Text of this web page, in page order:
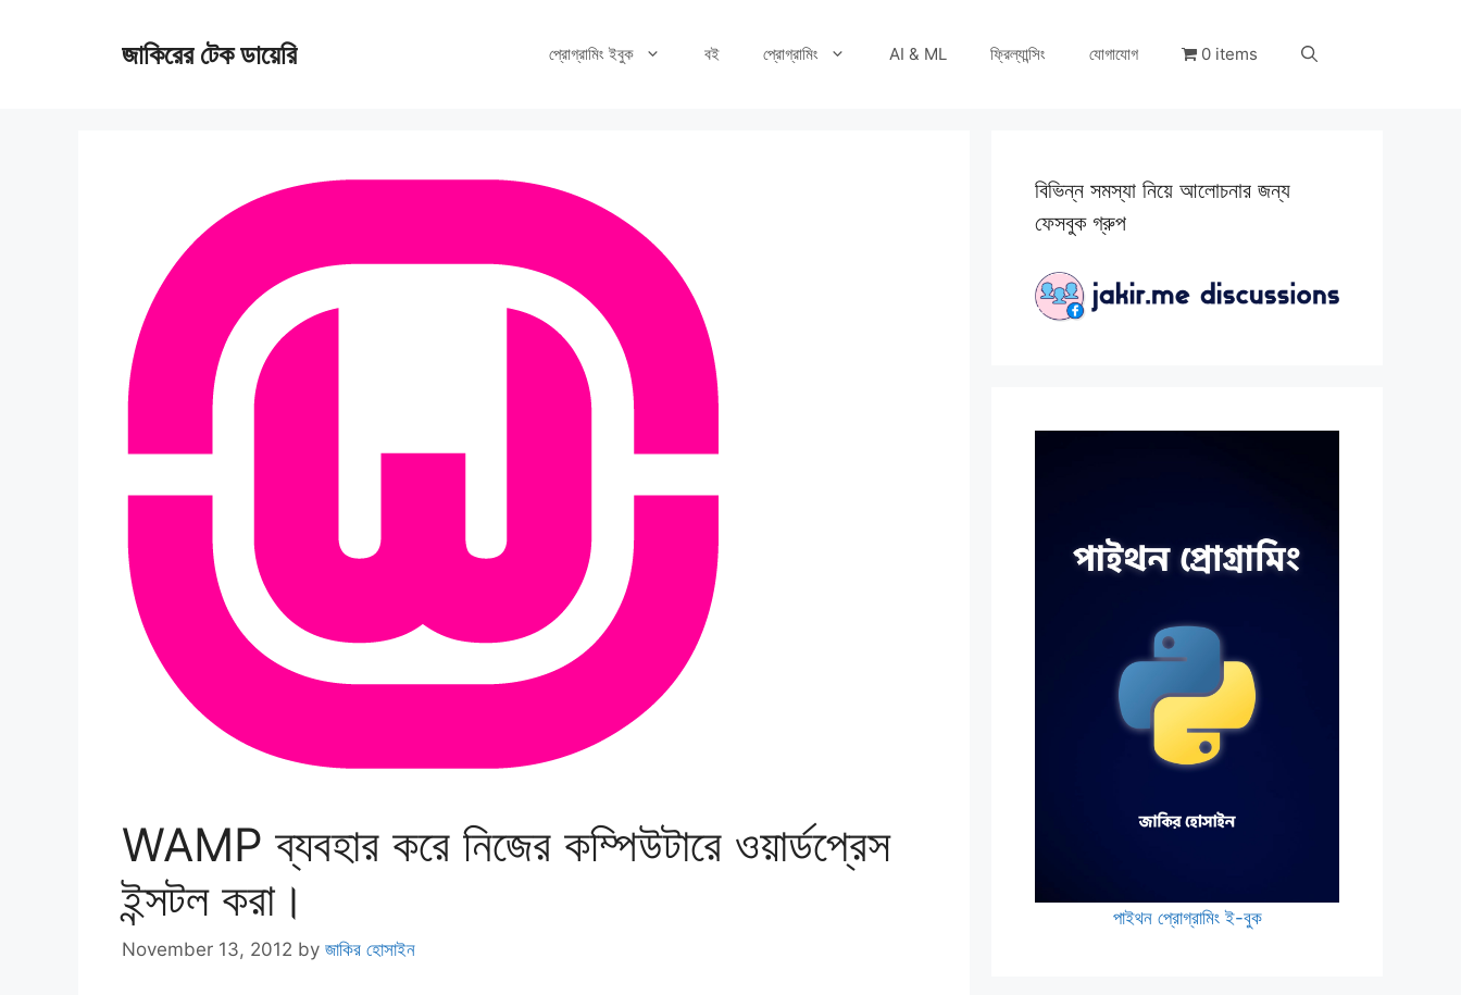
জাকিরের টেক ডায়েরি প্রোগ্রামিং ইবুক বই প্রোগ্রামিং AI & ML ফ্রিল্যান্সিং যোগাযোগ 0 items
WAMP ব্যবহার করে নিজের কম্পিউটারে ওয়ার্ডপ্রেস
ইন্সটল করা।
November 13, 2012 by জাকির হোসাইন
বিভিন্ন সমস্যা নিয়ে আলোচনার জন্য
ফেসবুক গ্রুপ
পাইথন প্রোগ্রামিং ই-বুক